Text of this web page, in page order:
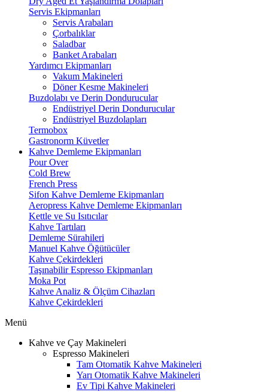
Servis Ekipmanları
Servis Arabaları
Çorbalıklar
Saladbar
Banket Arabaları
Yardımcı Ekipmanları
Vakum Makineleri
Döner Kesme Makineleri
Buzdolabı ve Derin Dondurucular
Endüstriyel Derin Dondurucular
Endüstriyel Buzdolapları
Termobox
Gastronorm Küvetler
Kahve Demleme Ekipmanları
Pour Over
Cold Brew
French Press
Sifon Kahve Demleme Ekipmanları
Aeropress Kahve Demleme Ekipmanları
Kettle ve Su Isıtıcılar
Kahve Tartıları
Demleme Sürahileri
Manuel Kahve Öğütücüler
Kahve Çekirdekleri
Taşınabilir Espresso Ekipmanları
Moka Pot
Kahve Analiz & Ölçüm Cihazları
Kahve Çekirdekleri
Menü
Kahve ve Çay Makineleri
Espresso Makineleri
Tam Otomatik Kahve Makineleri
Yarı Otomatik Kahve Makineleri
Ev Tipi Kahve Makineleri